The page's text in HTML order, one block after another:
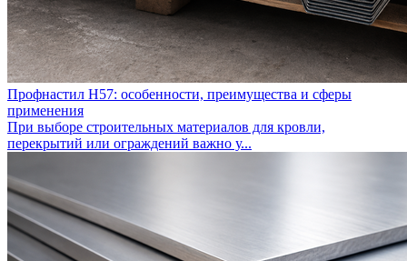
Профнастил Н57: особенности, преимущества и сферы
применения
При выборе строительных материалов для кровли,
перекрытий или ограждений важно у...